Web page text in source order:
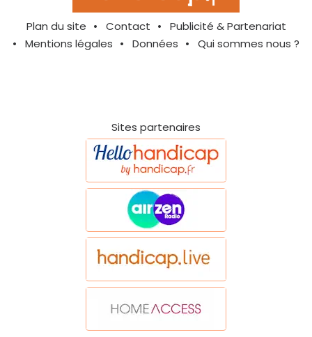
Plan du site Contact
Publicité & Partenariat
Mentions légales
Données Qui sommes nous ?
Sites partenaires